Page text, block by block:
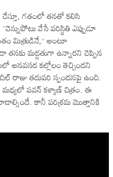
చేస్తూ, గతంలో తనతో కలిసి
వేసే పరిస్థితి ఎప్పుడూ
మిత్రుడినే,” అంటూ
తనకు మద్దతుగా ఉన్నారని చెప్పిన
కల్లోలం తెచ్చిందని
రాజు తదుపరి స్పందనపై ఉంది.
మధ్యలో పవన్ కళ్యాణ్ చిత్రం. ఈ
కానీ పరిశ్రమ మొత్తానికి